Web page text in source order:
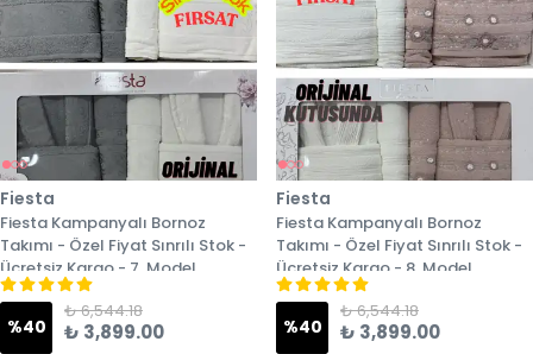
Fiesta
Fiesta Kampanyalı Bornoz
Takımı - Özel Fiyat Sınrılı Stok -
Ücretsiz Kargo - 7. Model
%40
₺ 6,544.18
₺ 3,899.00
Fiesta
Fiesta Kampanyalı Bornoz
Takımı - Özel Fiyat Sınrılı Stok -
Ücretsiz Kargo - 8. Model
%40
₺ 6,544.18
₺ 3,899.00